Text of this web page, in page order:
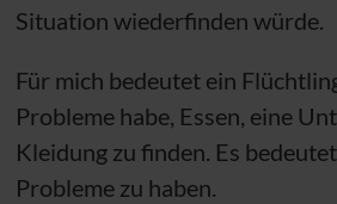
Situation wiederfinden würde.
Für mich bedeutet ein
Probleme habe, Essen, eine
Kleidung zu finden. Es
Probleme zu haben.